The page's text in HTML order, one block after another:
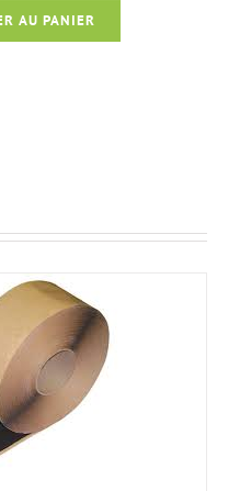
AU PANIER